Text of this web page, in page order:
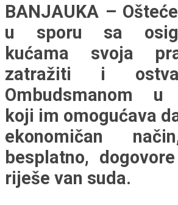
BANJAUKA –
u sporu sa
kućama svoja
zatražiti i
Ombudsmanom u
koji im omogućava
ekonomičan
besplatno,
riješe van suda.